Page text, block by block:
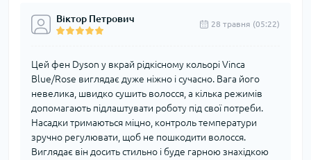
Віктор Петрович 28 травня (05:22)
Цей фен Dyson у вкрай рідкісному кольорі Vinca
Blue/Rose виглядає дуже ніжно і сучасно. Вага його
невелика, швидко сушить волосся, а кілька режимів
допомагають підлаштувати роботу під свої потреби.
Насадки тримаються міцно, контроль температури
зручно регулювати, щоб не пошкодити волосся.
Виглядає він досить стильно і буде гарною знахідкою